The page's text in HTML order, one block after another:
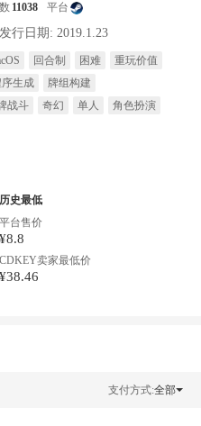
11038 平台
发行日期: 2019.1.23
回合制 困难
重玩价值
生成
牌组构建
战斗 奇幻 单人
角色扮演
历史最低
平台售价
¥8.8
CDKEY卖家最低价
¥38.46
支付方式:全部